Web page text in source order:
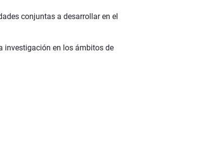
conjuntas a desarrollar en el
investigación en los ámbitos de